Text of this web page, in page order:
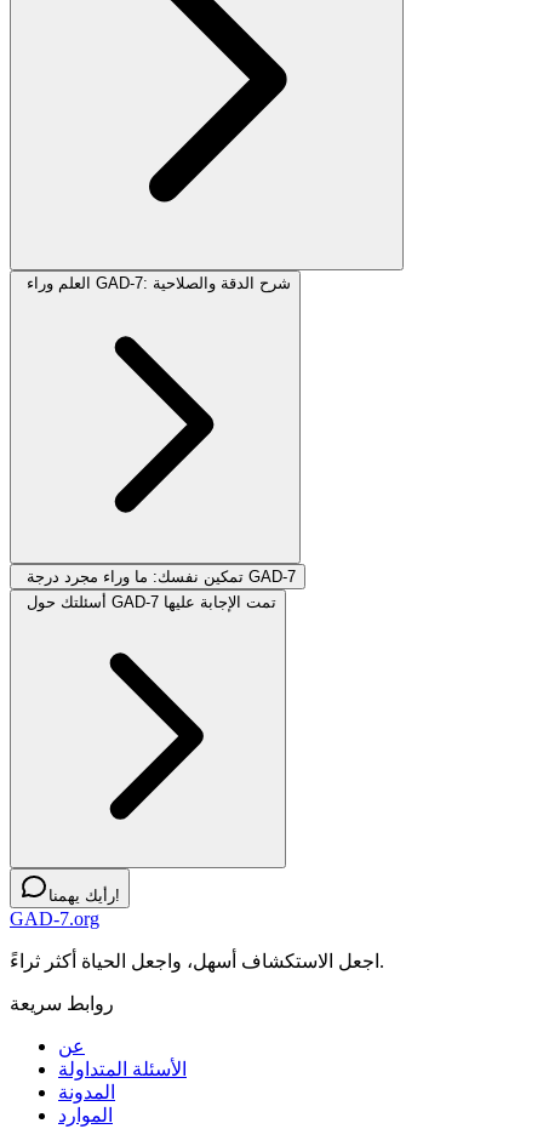
العلم وراء GAD-7: شرح الدقة والصلاحية
تمكين نفسك: ما وراء مجرد درجة GAD-7
أسئلتك حول GAD-7 تمت الإجابة عليها
رأيك يهمنا!
GAD-7.org
اجعل الاستكشاف أسهل، واجعل الحياة أكثر ثراءً.
روابط سريعة
عن
الأسئلة المتداولة
المدونة
الموارد